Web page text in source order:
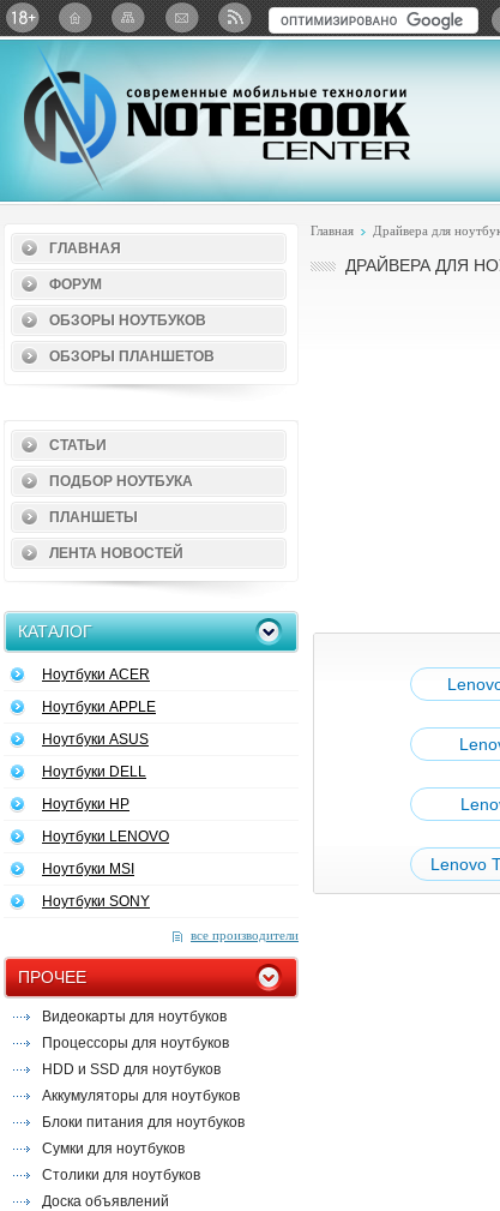
Twitter ВКонтактеGoogle+Яндекс: Каталог
ГЛАВНАЯ
ФОРУМ
ОБЗОРЫ НОУТБУКОВ
ОБЗОРЫ ПЛАНШЕТОВ
СТАТЬИ
ПОДБОР НОУТБУКА
ПЛАНШЕТЫ
ЛЕНТА НОВОСТЕЙ
КАТАЛОГ
Ноутбуки ACER
Ноутбуки APPLE
Ноутбуки ASUS
Ноутбуки DELL
Ноутбуки HP
Ноутбуки LENOVO
Ноутбуки MSI
Ноутбуки SONY
все производители
ПРОЧЕЕ
Видеокарты для ноутбуков
Процессоры для ноутбуков
HDD и SSD для ноутбуков
Аккумуляторы для ноутбуков
Блоки питания для ноутбуков
Сумки для ноутбуков
Столики для ноутбуков
Доска объявлений
Главная Драйвера для
ДРАЙВЕРА ДЛЯ
Lenovo